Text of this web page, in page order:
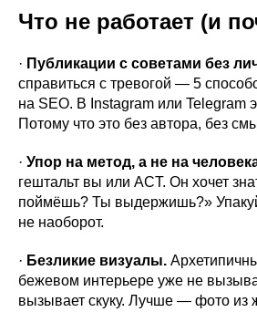
Что не работает (и
· Публикации с советами без
справиться с тревогой — 5
на SEO. В Instagram или Telegram
Потому что это без автора, без
· Упор на метод, а не на
гештальт вы или ACT. Он хочет
поймёшь? Ты выдержишь?»
не наоборот.
· Безликие визуалы.
бежевом интерьере уже не
вызывает скуку. Лучше — фото из